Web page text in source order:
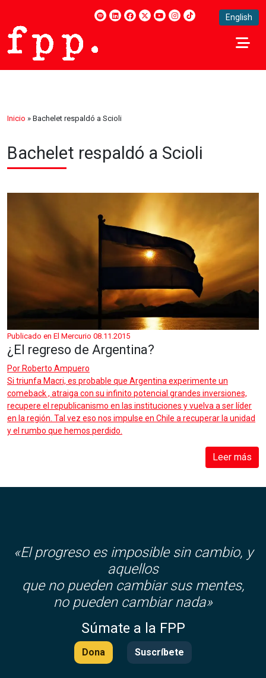
English
Inicio » Bachelet respaldó a Scioli
Bachelet respaldó a Scioli
Publicado en El Mercurio 08.11.2015
¿El regreso de Argentina?
Por Roberto Ampuero
Si triunfa Macri, es probable que Argentina experimente un
comeback , atraiga con su infinito potencial grandes inversiones,
recupere el republicanismo en las instituciones y vuelva a ser líder
en la región. Tal vez eso nos impulse en Chile a recuperar la unidad
y el rumbo que hemos perdido.
Leer más
«El progreso es imposible sin cambio, y
aquellos
que no pueden cambiar sus mentes,
no pueden cambiar nada»
Súmate a la FPP
Dona Suscríbete